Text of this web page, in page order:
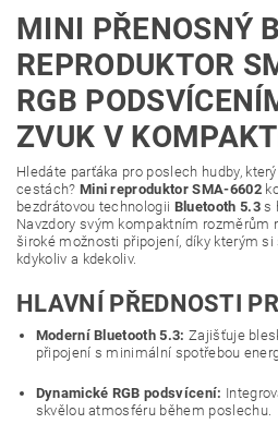
MINI PŘENOSNÝ
REPRODUKTOR
RGB
ZVUK V
Hledáte parťáka pro poslech hudby,
cestách? Mini reproduktor SMA-6602
bezdrátovou technologii Bluetooth 5.3s
Navzdory svým kompaktním rozměrům
široké možnosti připojení, díky kterým
kdykoliv a kdekoliv.
HLAVNÍ PŘEDNOSTI
Moderní Bluetooth 5.3: Zajišťuje
připojení s minimální spotřebou
Dynamické RGB podsvícení:
skvělou atmosféru během poslechu.